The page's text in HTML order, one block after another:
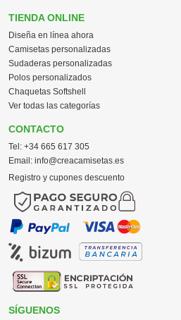
TIENDA ONLINE
Diseña en línea ahora
Camisetas personalizadas
Sudaderas personalizadas
Polos personalizados
Chaquetas Softshell
Ver todas las categorías
CONTACTO
Tel: +34 665 617 305
Email: info@creacamisetas.es
Registro y cupones descuento
SÍGUENOS